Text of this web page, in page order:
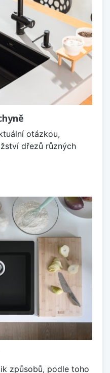
otázkou,
dřezů různých
způsobů, podle toho